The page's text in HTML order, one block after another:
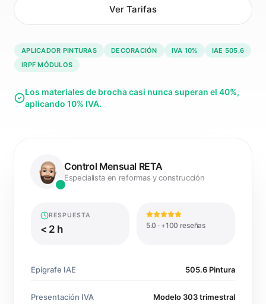
Ver Tarifas
APLICADOR PINTURAS DECORACIÓN IVA 10%
IAE 505.6
IRPF MÓDULOS
Los materiales de brocha casi nunca superan el 40%,
aplicando 10% IVA.
Control Mensual RETA
Especialista en reformas y construcción
RESPUESTA
< 2 h 5.0 · +100 reseñas
Epígrafe IAE 505.6 Pintura
Presentación IVA Modelo 303 trimestral